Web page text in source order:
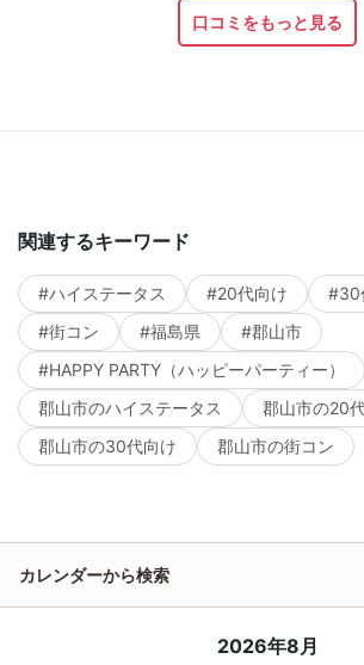
口コミをもっと見る
関連するキーワード
#ハイステータス #20代向け
#30
#街コン
#福島県
#郡山市
#HAPPY PARTY（ハッピーパーティー）
郡山市のハイステータス
郡山市の20
郡山市の30代向け
郡山市の街コン
カレンダーから検索
2026年8月